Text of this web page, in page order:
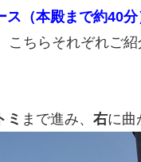
（本殿まで約40分
こちらそれぞれご紹
ミ まで進み、 右に曲